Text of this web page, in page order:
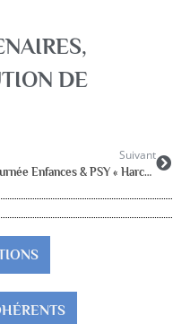
,
DE
Suivant
Journée Enfances & PSY « Harcèlements : de l’école aux écrans » 31 mars 2025